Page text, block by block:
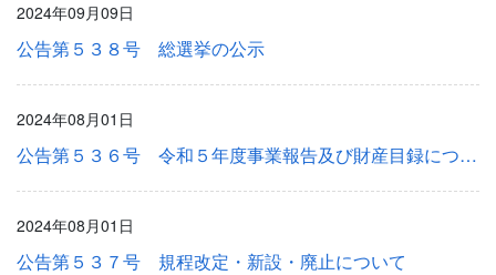
2024年09月09日
公告第５３８号 総選挙の公示
2024年08月01日
公告第５３６号 令和５年度事業報告及び財産目録について
2024年08月01日
公告第５３７号 規程改定・新設・廃止について